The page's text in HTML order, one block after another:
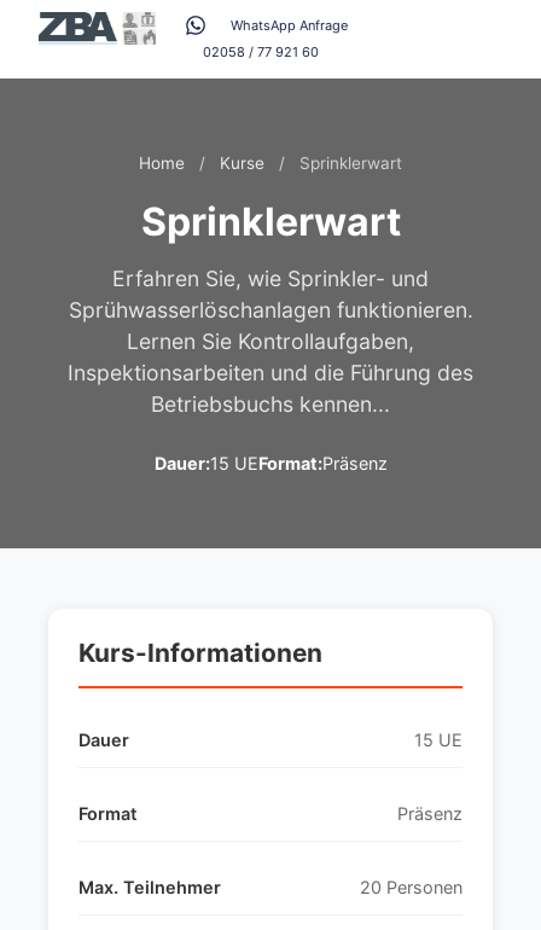
WhatsApp Anfrage
02058 / 77 921 60
Home / Kurse / Sprinklerwart
Sprinklerwart
Erfahren Sie, wie Sprinkler- und
Sprühwasserlöschanlagen funktionieren.
Lernen Sie Kontrollaufgaben,
Inspektionsarbeiten und die Führung des
Betriebsbuchs kennen...
Dauer:15 UEFormat:Präsenz
Kurs-Informationen
Dauer 15 UE
Format Präsenz
Max. Teilnehmer 20 Personen